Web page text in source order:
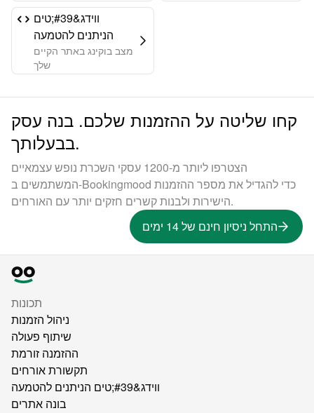
ווידג&#39;טים
הניתנים להטמעה
מצב בוקינג באתר הקיים
שלך
קחו שליטה על ההזמנות שלכם. בנה עסק
בבעלותך.
הצטרפו ליותר מ-1200 עסקי השכרת נופש עצמאיים
המשתמשים ב-Bookingmood כדי להגדיל את מספר ההזמנות
הישירות ולבנות קשרים חזקים יותר עם האורחים.
התחל ניסיון חינם של 14 ימים
תכונות
ניהול הזמנות
שיתוף פעולה
ההזמנה זורמת
תקשורת אורחים
ווידג&#39;טים הניתנים להטמעה
בונה אתרים